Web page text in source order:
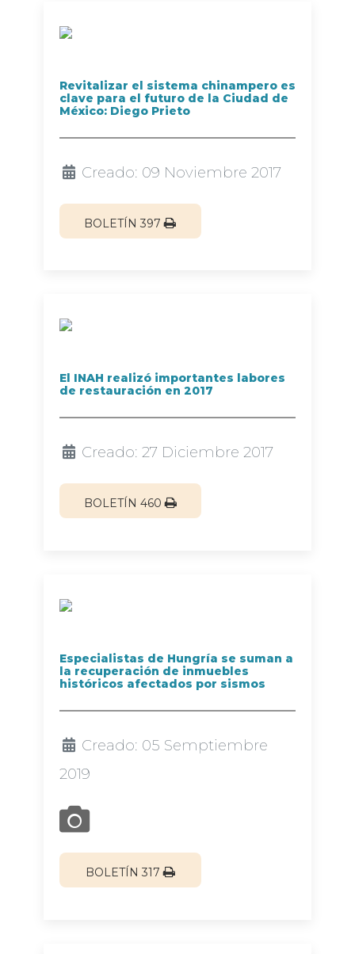
Revitalizar el sistema chinampero es
clave para el futuro de la Ciudad de
México: Diego Prieto
Creado: 09 Noviembre 2017
BOLETÍN 397
El INAH realizó importantes labores
de restauración en 2017
Creado: 27 Diciembre 2017
BOLETÍN 460
Especialistas de Hungría se suman a
la recuperación de inmuebles
históricos afectados por sismos
Creado: 05 Semptiembre
2019
BOLETÍN 317